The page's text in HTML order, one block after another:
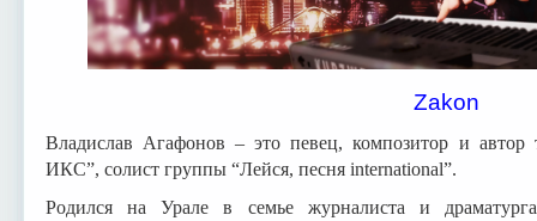
Zakon
Владислав Агафонов – это певец, композитор и автор
ИКС”, солист группы “Лейся, песня international”.
Родился на Урале в семье журналиста и